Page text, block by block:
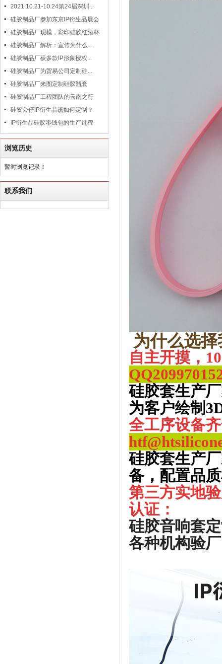
2021.10.21-10.24第24届深圳...
硅胶制品厂参加东京IP衍生品展会
硅胶制品厂现模，彩印硅胶红酒杯
硅胶制品厂解析：宣传为什么...
硅胶制品厂获多款IP形象授权...
硅胶制品厂为贸易公司定制硅...
硅胶制品厂来图定制硅胶瓶套
硅胶制品厂工程团队的云南之行
硅胶公仔IP衍生品该如何定制？
IP衍生品硅胶零钱包的生产过程
浏览历史
暂时浏览记录！
联系我们
为什么选
自主开摸，
QQ
硅胶套生产
为客户绘制
全工序设备
硅胶套生产
备，配置品
第三方实地
认证：
硅胶音响套
各种机构验